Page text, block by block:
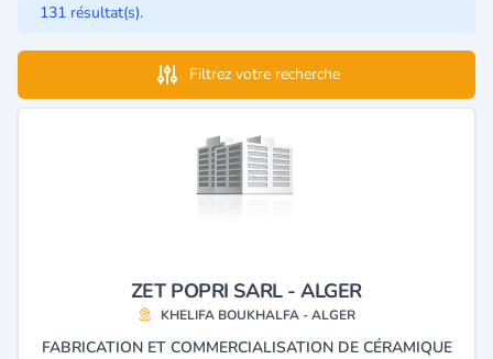
131 résultat(s).
Filtrez votre recherche
ZET POPRI SARL - ALGER
KHELIFA BOUKHALFA - ALGER
FABRICATION ET COMMERCIALISATION DE CÉRAMIQUE